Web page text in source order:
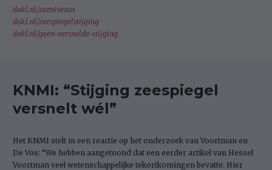
dakl.nl/zeeniveaus
dakl.nl/zeespiegelstijging
dakl.nl/geen-versnelde-stijging
KNMI: “Stijging zeespiegel
versnelt wél”
Het KNMI stelt in een reactie op het onderzoek van Voortman en
De Vos: “We hebben aangetoond dat een eerder artikel van Hessel
Voortman veel wetenschappelijke tekortkomingen bevatte. Hier